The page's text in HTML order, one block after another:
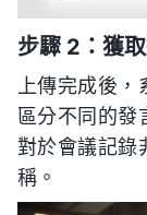
步驟 2：獲
上傳完成後，
區分不同的發
對於會議記錄
稱。